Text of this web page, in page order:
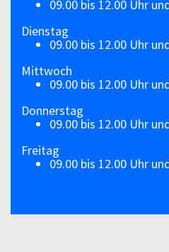
09.00 bis 12.00 Uhr
Dienstag
09.00 bis 12.00 Uhr
Mittwoch
09.00 bis 12.00 Uhr
Donnerstag
09.00 bis 12.00 Uhr
Freitag
09.00 bis 12.00 Uhr